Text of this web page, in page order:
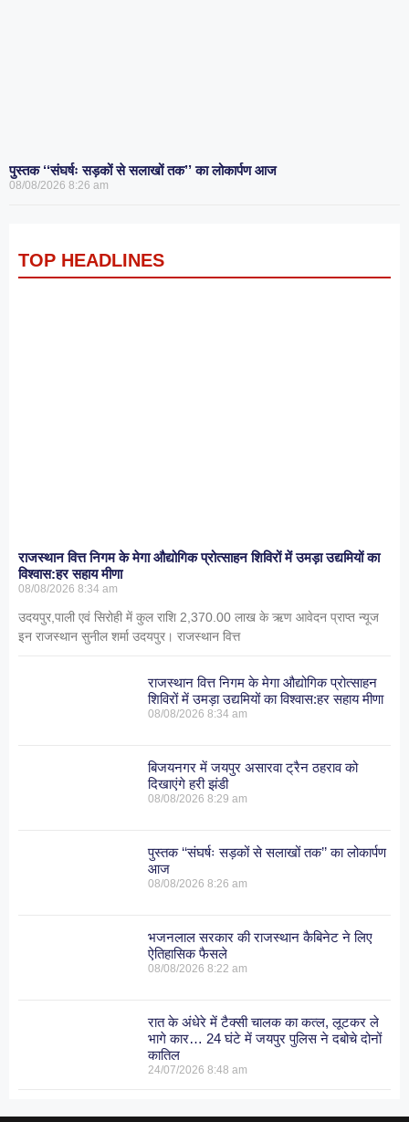
पुस्तक ‘‘संघर्षः सड़कों से सलाखों तक’’ का लोकार्पण आज
08/08/2026 8:26 am
TOP HEADLINES
राजस्थान वित्त निगम के मेगा औद्योगिक प्रोत्साहन शिविरों में उमड़ा उद्यमियों का
विश्वास:हर सहाय मीणा
08/08/2026 8:34 am
उदयपुर,पाली एवं सिरोही में कुल राशि 2,370.00 लाख के ऋण आवेदन प्राप्त न्यूज
इन राजस्थान सुनील शर्मा उदयपुर। राजस्थान वित्त
राजस्थान वित्त निगम के मेगा औद्योगिक प्रोत्साहन
शिविरों में उमड़ा उद्यमियों का विश्वास:हर सहाय मीणा
08/08/20268:34 am
बिजयनगर में जयपुर असारवा ट्रैन ठहराव को
दिखाएंगे हरी झंडी
08/08/20268:29 am
पुस्तक ‘‘संघर्षः सड़कों से सलाखों तक’’ का लोकार्पण
आज
08/08/20268:26 am
भजनलाल सरकार की राजस्थान कैबिनेट ने लिए
ऐतिहासिक फैसले
08/08/20268:22 am
रात के अंधेरे में टैक्सी चालक का कत्ल, लूटकर ले
भागे कार… 24 घंटे में जयपुर पुलिस ने दबोचे दोनों
कातिल
24/07/20268:48 am